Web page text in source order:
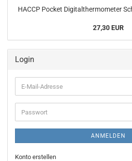
HACCP Pocket Digitalthermometer
27,30 EUR
Login
E-
Mail-
Adresse
Passwort
ANMELDEN
Konto erstellen